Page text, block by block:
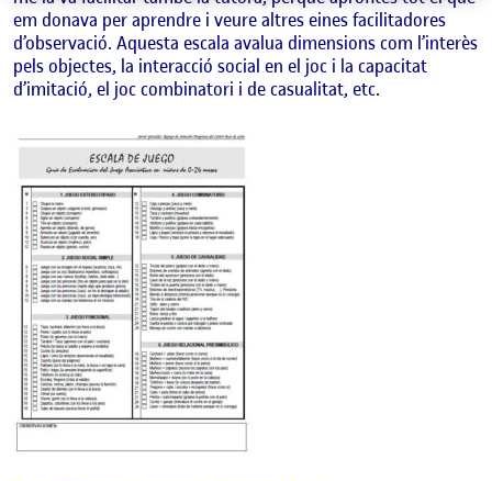
em donava per aprendre i veure altres eines facilitadores
d’observació. Aquesta escala avalua dimensions com l’interès
pels objectes, la interacció social en el joc i la capacitat
d’imitació, el joc combinatori i de casualitat, etc.